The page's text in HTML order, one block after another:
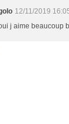
12/11/2019
j aime beaucoup